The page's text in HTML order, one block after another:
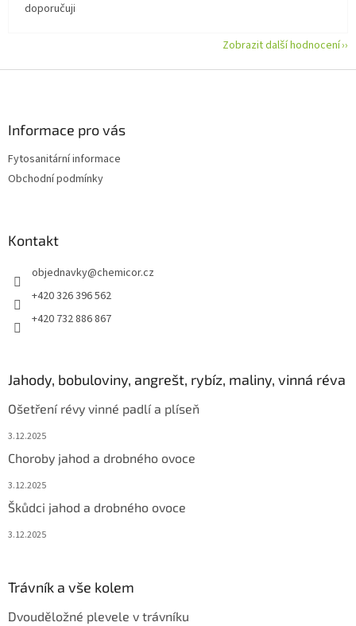
doporučuji
Zobrazit další hodnocení
Informace pro vás
Fytosanitární informace
Obchodní podmínky
Kontakt
objednavky@chemicor.cz
+420 326 396 562
+420 732 886 867
Jahody, bobuloviny, angrešt, rybíz, maliny, vinná réva
Ošetření révy vinné padlí a plíseň
3.12.2025
Choroby jahod a drobného ovoce
3.12.2025
Škůdci jahod a drobného ovoce
3.12.2025
Trávník a vše kolem
Dvouděložné plevele v trávníku